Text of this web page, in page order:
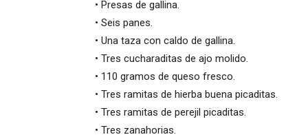
• Presas de gallina.
• Seis panes.
• Una taza con caldo de gallina.
• Tres cucharaditas de ajo molido.
• 110 gramos de queso fresco.
• Tres ramitas de hierba buena picaditas.
• Tres ramitas de perejil picaditas.
• Tres zanahorias.